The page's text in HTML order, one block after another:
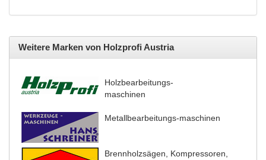
Weitere Marken von Holzprofi Austria
Holzbearbeitungs-
maschinen
Metallbearbeitungs-maschinen
Brennholzsägen, Kompressoren,